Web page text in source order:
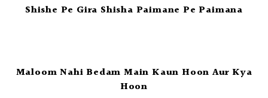
Shishe Pe Gira Shisha Paimane Pe Paimana
Maloom Nahi Bedam Main Kaun Hoon Aur Kya
Hoon